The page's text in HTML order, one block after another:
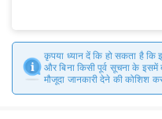
कृपया ध्यान दें कि हो सकता है
और बिना किसी पूर्व सूचना के
मौजूदा जानकारी देने की कोशिश